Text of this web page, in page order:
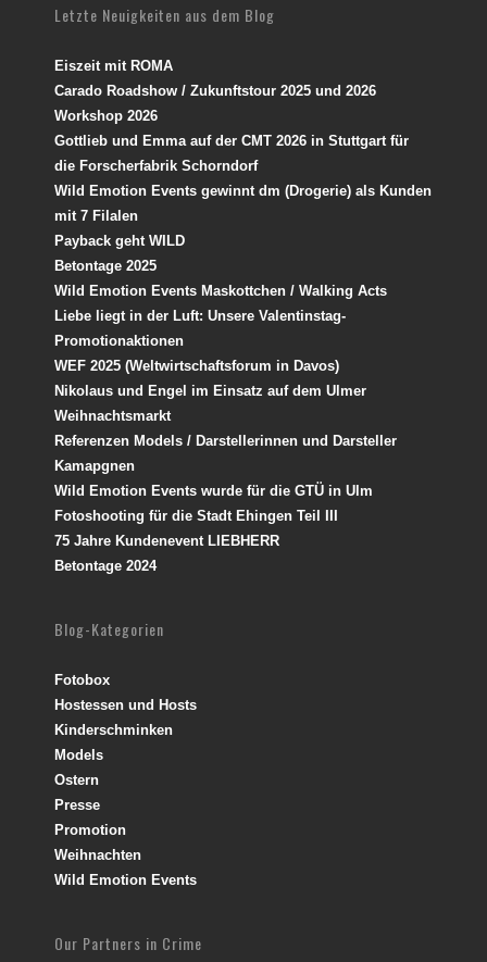
Letzte Neuigkeiten aus dem Blog
Eiszeit mit ROMA
Carado Roadshow / Zukunftstour 2025 und 2026
Workshop 2026
Gottlieb und Emma auf der CMT 2026 in Stuttgart für
die Forscherfabrik Schorndorf
Wild Emotion Events gewinnt dm (Drogerie) als Kunden
mit 7 Filalen
Payback geht WILD
Betontage 2025
Wild Emotion Events Maskottchen / Walking Acts
Liebe liegt in der Luft: Unsere Valentinstag-
Promotionaktionen
WEF 2025 (Weltwirtschaftsforum in Davos)
Nikolaus und Engel im Einsatz auf dem Ulmer
Weihnachtsmarkt
Referenzen Models / Darstellerinnen und Darsteller
Kamapgnen
Wild Emotion Events wurde für die GTÜ in Ulm
Fotoshooting für die Stadt Ehingen Teil III
75 Jahre Kundenevent LIEBHERR
Betontage 2024
Blog-Kategorien
Fotobox
Hostessen und Hosts
Kinderschminken
Models
Ostern
Presse
Promotion
Weihnachten
Wild Emotion Events
Our Partners in Crime